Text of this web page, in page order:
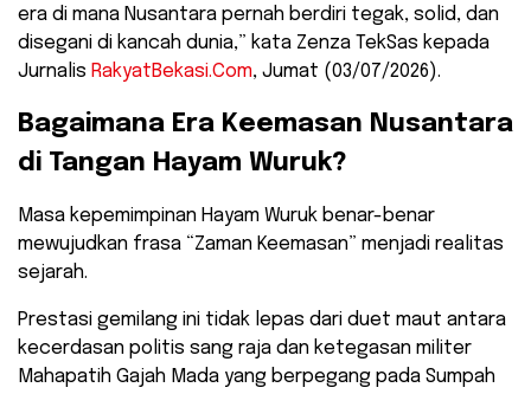
era di mana Nusantara pernah berdiri tegak, solid, dan
disegani di kancah dunia,” kata Zenza TekSas kepada
Jurnalis RakyatBekasi.Com, Jumat (03/07/2026).
​Bagaimana Era Keemasan Nusantara
di Tangan Hayam Wuruk?
​Masa kepemimpinan Hayam Wuruk benar-benar
mewujudkan frasa “Zaman Keemasan” menjadi realitas
sejarah.
Prestasi gemilang ini tidak lepas dari duet maut antara
kecerdasan politis sang raja dan ketegasan militer
Mahapatih Gajah Mada yang berpegang pada Sumpah